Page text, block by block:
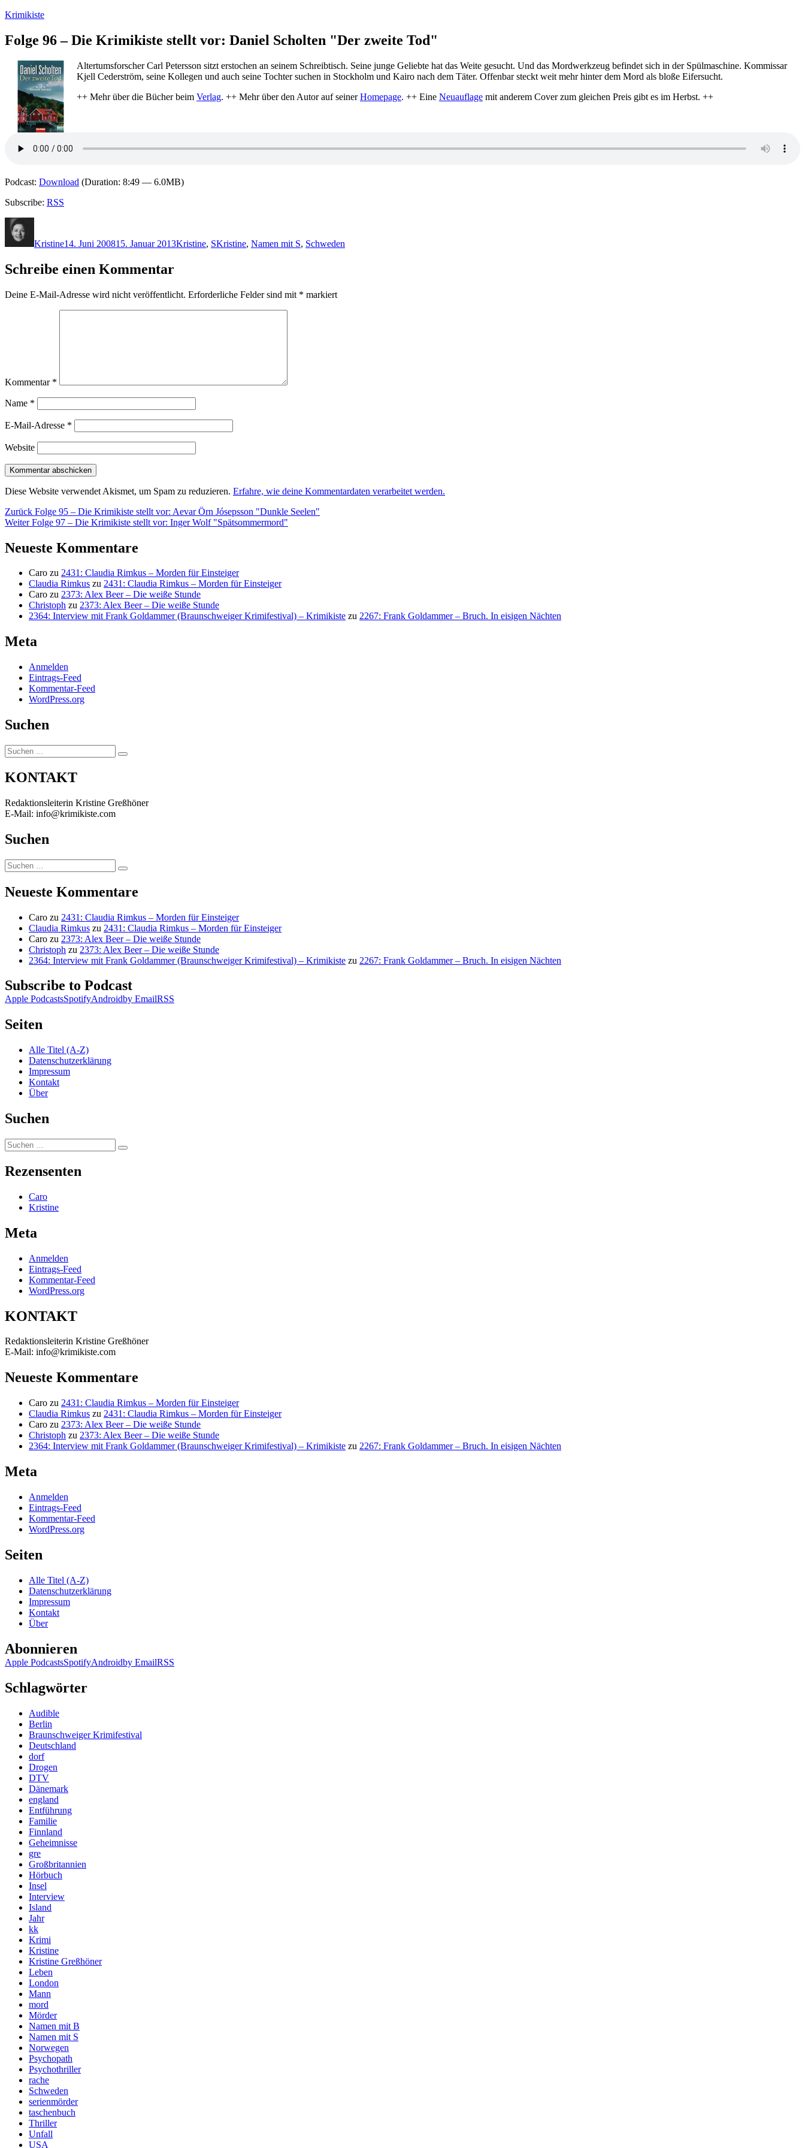
Zum
springen
Krimikiste
Folge 96 – Die Krimikiste stellt vor: Daniel Scholten "Der zweite Tod"
Altertumsforscher Carl Petersson sitzt erstochen an seinem Schreibtisch. Seine junge Geliebte hat das Weite gesucht. Und das Mordwerkzeug befindet sich in der Spülmaschine. Kommissar
Kjell Cederström, seine Kollegen und auch seine Tochter suchen in Stockholm und Kairo nach dem Täter. Offenbar steckt weit mehr hinter dem Mord als bloße Eifersucht.
++ Mehr über die Bücher beim Verlag. ++ Mehr über den Autor auf seinerHomepage. ++ Eine Neuauflage mit anderem Cover zum gleichen Preis gibt es im Herbst. ++
Podcast: Download (Duration: 8:49 — 6.0MB)
Subscribe: RSS
Kristine14. Juni 200815. Januar 2013Kristine, SKristine, Namen mit S, Schweden
Schreibe einen Kommentar
Deine E-Mail-Adresse wird nicht veröffentlicht. Erforderliche Felder sind mit * markiert
Kommentar *
Name *
E-Mail-Adresse *
Website
Diese Website verwendet Akismet, um Spam zu reduzieren. Erfahre, wie deine Kommentardaten verarbeitet werden.
Beitragsnavigation
Zurück Vorheriger
Beitrag:
Folge 95 – Die Krimikiste stellt vor: Aevar Örn Jósepsson "Dunkle Seelen"
Weiter Nächster
Folge 97 – Die Krimikiste stellt vor: Inger Wolf "Spätsommermord"
Neueste Kommentare
Caro zu 2431: Claudia Rimkus – Morden für Einsteiger
Claudia Rimkus zu 2431: Claudia Rimkus – Morden für Einsteiger
Caro zu 2373: Alex Beer – Die weiße Stunde
Christoph zu 2373: Alex Beer – Die weiße Stunde
2364: Interview mit Frank Goldammer (Braunschweiger Krimifestival) – Krimikiste zu 2267: Frank Goldammer – Bruch. In eisigen Nächten
Meta
Anmelden
Eintrags-Feed
Kommentar-Feed
WordPress.org
Suchen
Suchen
nach:
Suchen
KONTAKT
Redaktionsleiterin Kristine Greßhöner
E-Mail: info@krimikiste.com
Suchen
Suchen
nach:
Suchen
Neueste Kommentare
Caro zu 2431: Claudia Rimkus – Morden für Einsteiger
Claudia Rimkus zu 2431: Claudia Rimkus – Morden für Einsteiger
Caro zu 2373: Alex Beer – Die weiße Stunde
Christoph zu 2373: Alex Beer – Die weiße Stunde
2364: Interview mit Frank Goldammer (Braunschweiger Krimifestival) – Krimikiste zu 2267: Frank Goldammer – Bruch. In eisigen Nächten
Subscribe to Podcast
Apple PodcastsSpotifyAndroidby EmailRSS
Seiten
Alle Titel (A-Z)
Datenschutzerklärung
Impressum
Kontakt
Über
Suchen
Suchen
nach:
Suchen
Rezensenten
Caro
Kristine
Meta
Anmelden
Eintrags-Feed
Kommentar-Feed
WordPress.org
KONTAKT
Redaktionsleiterin Kristine Greßhöner
E-Mail: info@krimikiste.com
Neueste Kommentare
Caro zu 2431: Claudia Rimkus – Morden für Einsteiger
Claudia Rimkus zu 2431: Claudia Rimkus – Morden für Einsteiger
Caro zu 2373: Alex Beer – Die weiße Stunde
Christoph zu 2373: Alex Beer – Die weiße Stunde
2364: Interview mit Frank Goldammer (Braunschweiger Krimifestival) – Krimikiste zu 2267: Frank Goldammer – Bruch. In eisigen Nächten
Meta
Anmelden
Eintrags-Feed
Kommentar-Feed
WordPress.org
Seiten
Alle Titel (A-Z)
Datenschutzerklärung
Impressum
Kontakt
Über
Abonnieren
Apple PodcastsSpotifyAndroidby EmailRSS
Schlagwörter
Audible
Berlin
Braunschweiger Krimifestival
Deutschland
dorf
Drogen
DTV
Dänemark
england
Entführung
Familie
Finnland
Geheimnisse
gre
Großbritannien
Hörbuch
Insel
Interview
Island
Jahr
kk
Krimi
Kristine
Kristine Greßhöner
Leben
London
Mann
mord
Mörder
Namen mit B
Namen mit S
Norwegen
Psychopath
Psychothriller
rache
Schweden
serienmörder
taschenbuch
Thriller
Unfall
USA